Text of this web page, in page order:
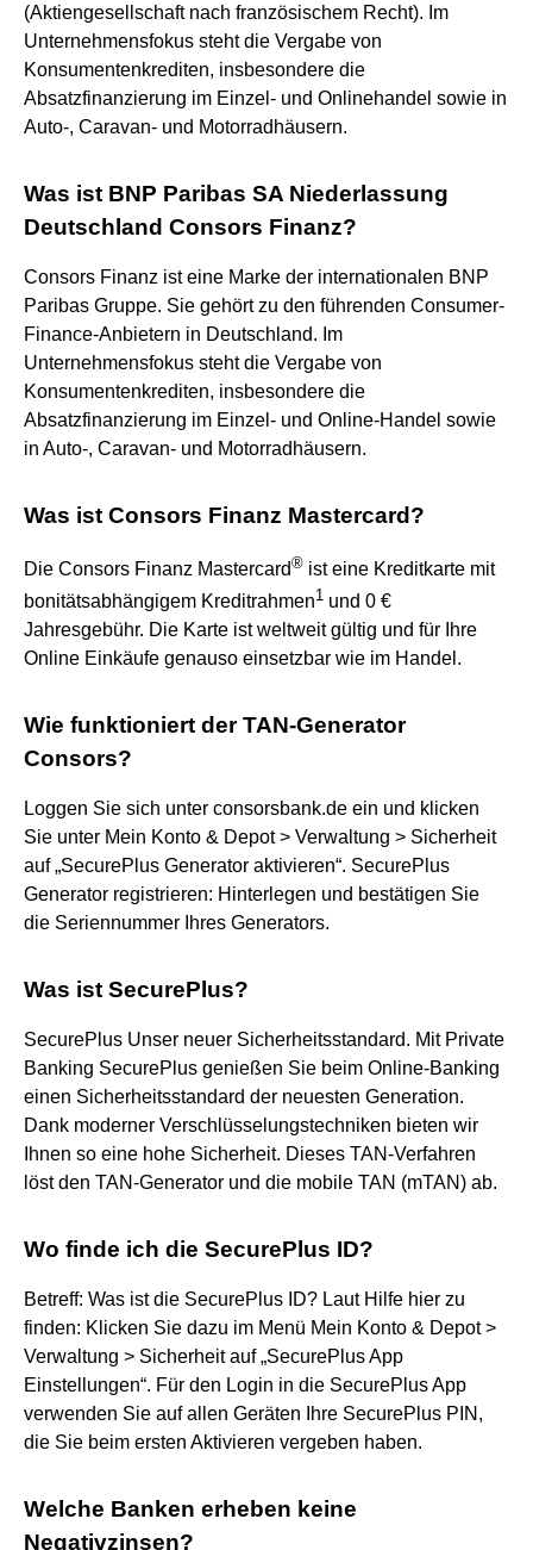
(Aktiengesellschaft nach französischem Recht). Im
Unternehmensfokus steht die Vergabe von
Konsumentenkrediten, insbesondere die
Absatzfinanzierung im Einzel- und Onlinehandel sowie in
Auto-, Caravan- und Motorradhäusern.
Was ist BNP Paribas SA Niederlassung
Deutschland Consors Finanz?
Consors Finanz ist eine Marke der internationalen BNP
Paribas Gruppe. Sie gehört zu den führenden Consumer-
Finance-Anbietern in Deutschland. Im
Unternehmensfokus steht die Vergabe von
Konsumentenkrediten, insbesondere die
Absatzfinanzierung im Einzel- und Online-Handel sowie
in Auto-, Caravan- und Motorradhäusern.
Was ist Consors Finanz Mastercard?
Die Consors Finanz Mastercard® ist eine Kreditkarte mit
bonitätsabhängigem Kreditrahmen1 und 0 €
Jahresgebühr. Die Karte ist weltweit gültig und für Ihre
Online Einkäufe genauso einsetzbar wie im Handel.
Wie funktioniert der TAN-Generator
Consors?
Loggen Sie sich unter consorsbank.de ein und klicken
Sie unter Mein Konto & Depot > Verwaltung > Sicherheit
auf „SecurePlus Generator aktivieren“. SecurePlus
Generator registrieren: Hinterlegen und bestätigen Sie
die Seriennummer Ihres Generators.
Was ist SecurePlus?
SecurePlus Unser neuer Sicherheitsstandard. Mit Private
Banking SecurePlus genießen Sie beim Online-Banking
einen Sicherheitsstandard der neuesten Generation.
Dank moderner Verschlüsselungstechniken bieten wir
Ihnen so eine hohe Sicherheit. Dieses TAN-Verfahren
löst den TAN-Generator und die mobile TAN (mTAN) ab.
Wo finde ich die SecurePlus ID?
Betreff: Was ist die SecurePlus ID? Laut Hilfe hier zu
finden: Klicken Sie dazu im Menü Mein Konto & Depot >
Verwaltung > Sicherheit auf „SecurePlus App
Einstellungen“. Für den Login in die SecurePlus App
verwenden Sie auf allen Geräten Ihre SecurePlus PIN,
die Sie beim ersten Aktivieren vergeben haben.
Welche Banken erheben keine
Negativzinsen?